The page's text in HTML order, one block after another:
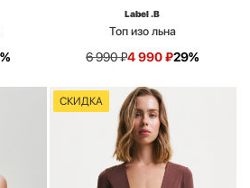
Label .B
Топ изо льна
6 990₽4 990₽29%
СКИДКА